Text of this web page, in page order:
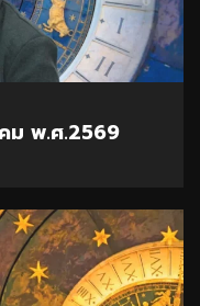
ม พ.ศ.2569